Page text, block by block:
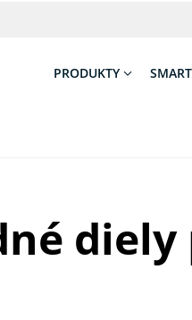
PRODUKTY
diely